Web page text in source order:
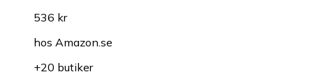
536 kr
hos Amazon.se
+20 butiker